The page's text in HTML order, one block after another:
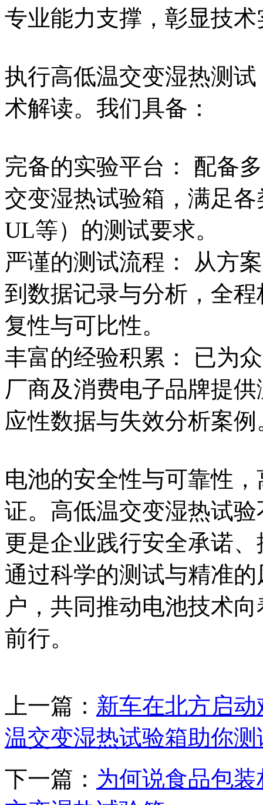
专业能力支撑，彰显技术
执行高低温交变湿热测
术解读。我们具备：
完备的实验平台： 配备
交变湿热试验箱，满足
UL等）的测试要求。
严谨的测试流程： 从方
到数据记录与分析，全
复性与可比性。
丰富的经验积累： 已为
厂商及消费电子品牌提
应性数据与失效分析案例
电池的安全性与可靠性
证。高低温交变湿热试
更是企业践行安全承诺
通过科学的测试与精准
户，共同推动电池技术
前行。
上一篇： 新车在北方启
温交变湿热试验箱助你测
下一篇： 为何说食品包